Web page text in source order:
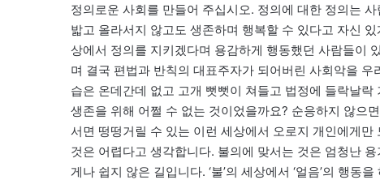
정의로운 사회를 만들어 주십시오. 정의에 대한 정의는
밟고 올라서지 않고도 생존하며 행복할 수 있다고 자신
상에서 정의를 지키겠다며 용감하게 행동했던 사람들이
며 결국 편법과 반칙의 대표주자가 되어버린 사회악을
습은 온데간데 없고 고개 뻣뻣이 쳐들고 법정에 들락날
생존을 위해 어쩔 수 없는 것이었을까요? 순응하지 않으
서면 떵떵거릴 수 있는 이런 세상에서 오로지 개인에게
것은 어렵다고 생각합니다. 불의에 맞서는 것은 엄청난
게나 쉽지 않은 길입니다. ‘불’의 세상에서 ‘얼음’의 행